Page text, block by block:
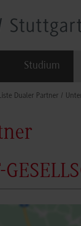
Studium
Liste Dualer Partner